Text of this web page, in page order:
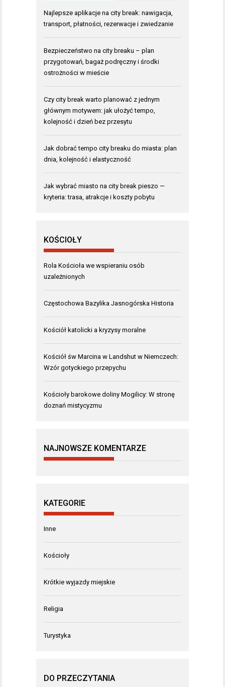
Najlepsze aplikacje na city break: nawigacja,
transport, płatności, rezerwacje i zwiedzanie
Bezpieczeństwo na city breaku – plan
przygotowań, bagaż podręczny i środki
ostrożności w mieście
Czy city break warto planować z jednym
głównym motywem: jak ułożyć tempo,
kolejność i dzień bez przesytu
Jak dobrać tempo city breaku do miasta: plan
dnia, kolejność i elastyczność
Jak wybrać miasto na city break pieszo —
kryteria: trasa, atrakcje i koszty pobytu
KOŚCIOŁY
Rola Kościoła we wspieraniu osób
uzależnionych
Częstochowa Bazylika Jasnogórska Historia
Kościół katolicki a kryzysy moralne
Kościół św Marcina w Landshut w Niemczech:
Wzór gotyckiego przepychu
Kościoły barokowe doliny Mogilicy: W stronę
doznań mistycyzmu
NAJNOWSZE KOMENTARZE
KATEGORIE
Inne
Kościoły
Krótkie wyjazdy miejskie
Religia
Turystyka
DO PRZECZYTANIA